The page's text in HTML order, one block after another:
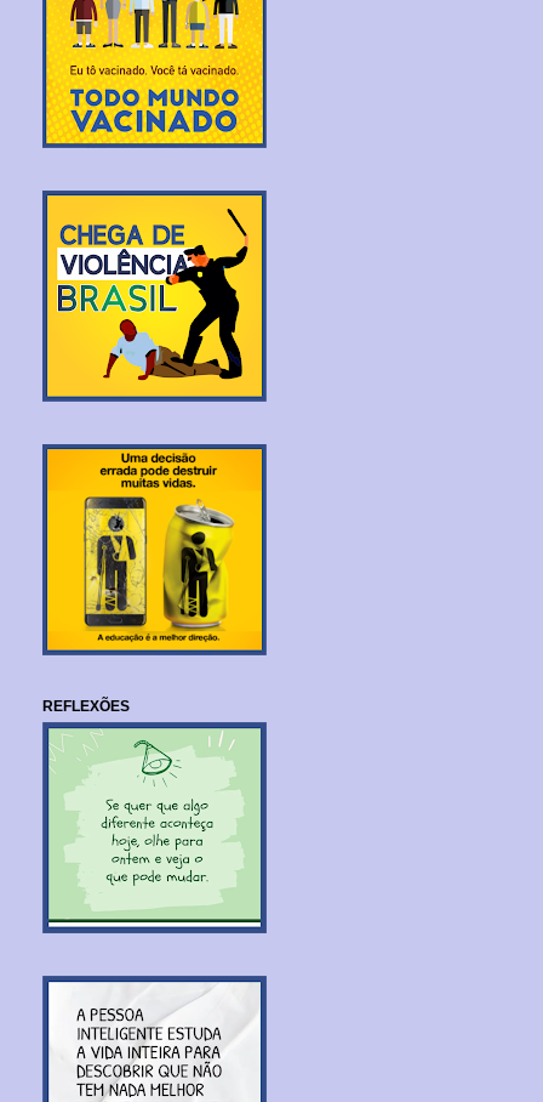
REFLEXÕES